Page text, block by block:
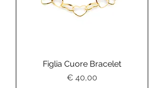
Figlia Cuore Bracelet
Preis
€ 40,00